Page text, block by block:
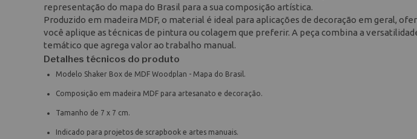
representação do mapa do Brasil para a sua composição artística.
Produzido em madeira MDF, o material é ideal para aplicações de decoração em geral,
você aplique as técnicas de pintura ou colagem que preferir. A peça combina a
temático que agrega valor ao trabalho manual.
Detalhes técnicos do produto
Modelo Shaker Box de MDF Woodplan - Mapa do Brasil.
Composição em madeira MDF para artesanato e decoração.
Tamanho de 7 x 7 cm.
Indicado para projetos de scrapbook e artes manuais.